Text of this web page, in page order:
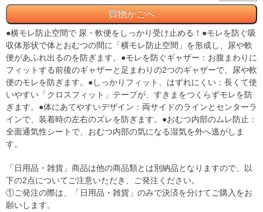
●横モレ防止空間で 尿・軟便をしっかり受け止める！●モレを防ぐ吸
収体形状で体とおむつの間に「横モレ防止空間」を形成し、尿や軟
便があふれ出るのを防ぎます。●モレを防ぐギャザー：お腹まわりに
フィットする前後のギャザーと足まわりの2つのギャザーで、尿や軟
便のモレを防ぎます。●しっかりフィット、はずれにくい：長くて使
いやすい「クロスフィット」テープが、すきまをつくらずモレを防
ぎます。●体にあてやすいデザイン：両サイドのラインとセンターラ
インで、装着時の左右のズレを防ぎます。●おむつ内部のムレ防止：
全面通気性シートで、おむつ内部の気になる湿気を外へ逃がしま
す。
「日用品・雑貨」商品は他の商品類とは別納品となりますので、以
下の2点についてご注意いただき、ご発注ください。
①ご発注の際は、「日用品・雑貨」のみで決済を分けてご購入をお
願いします。